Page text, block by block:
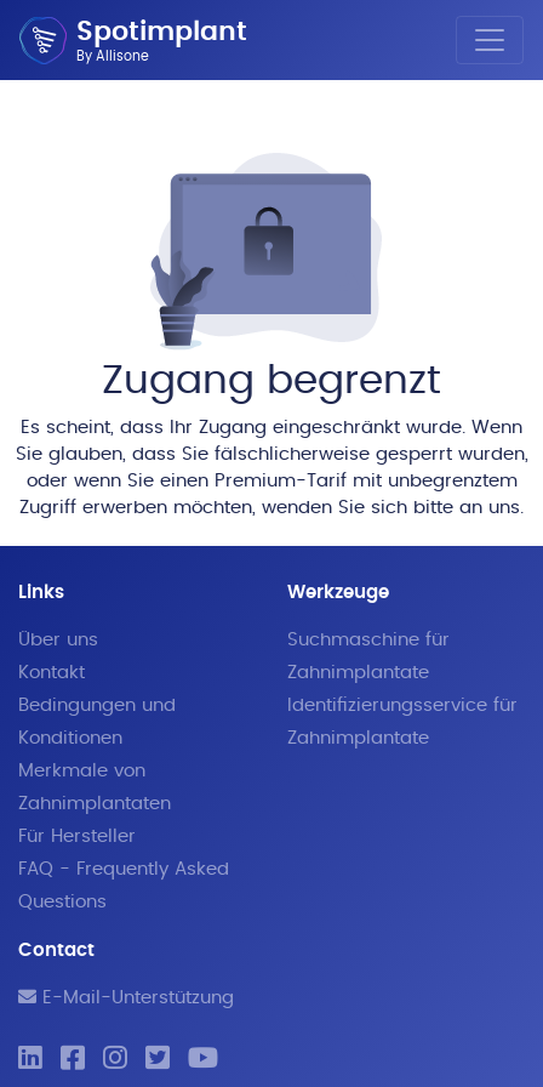
Spotimplant
By Allisone
Zugang begrenzt
Es scheint, dass Ihr Zugang eingeschränkt wurde. Wenn
Sie glauben, dass Sie fälschlicherweise gesperrt wurden,
oder wenn Sie einen Premium-Tarif mit unbegrenztem
Zugriff erwerben möchten, wenden Sie sich bitte an uns.
Links
Über uns
Kontakt
Bedingungen und
Konditionen
Merkmale von
Zahnimplantaten
Für Hersteller
FAQ - Frequently Asked
Questions
Werkzeuge
Suchmaschine für
Zahnimplantate
Identifizierungsservice für
Zahnimplantate
Contact
E-Mail-Unterstützung